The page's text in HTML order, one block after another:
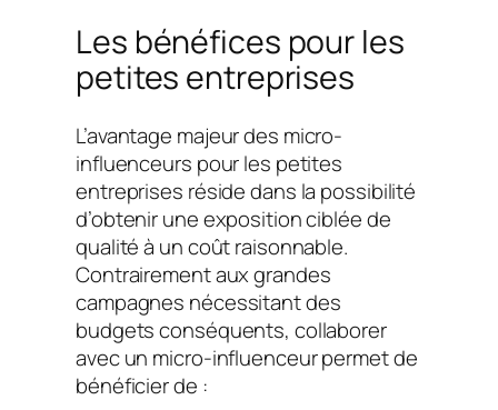
Les bénéfices pour les
petites entreprises
L’avantage majeur des micro-
influenceurs pour les petites
entreprises réside dans la possibilité
d’obtenir une exposition ciblée de
qualité à un coût raisonnable.
Contrairement aux grandes
campagnes nécessitant des
budgets conséquents, collaborer
avec un micro-influenceur permet de
bénéficier de :